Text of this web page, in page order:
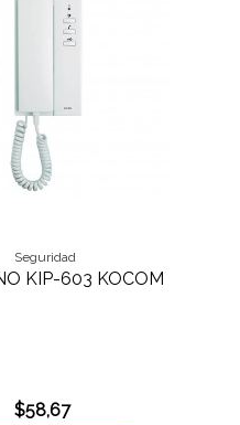
Seguridad
KIP-603 KOCOM
$58,67